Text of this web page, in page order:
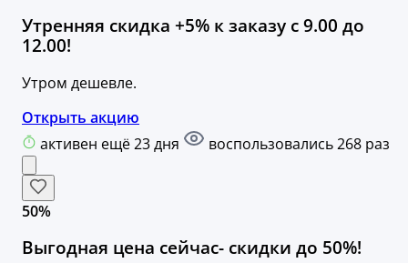
Утренняя скидка +5% к заказу с 9.00 до
12.00!
Утром дешевле.
Открыть акцию
активен ещё 23 дня
воспользовались 268 раз
50%
Выгодная цена сейчас- скидки до 50%!